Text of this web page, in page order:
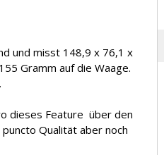
und misst 148,9 x 76,1 x
Gramm auf die Waage.
dieses Feature über den
Qualität aber noch